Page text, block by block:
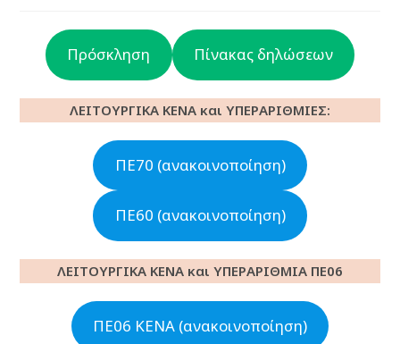
Πρόσκληση Πίνακας δηλώσεων
ΛΕΙΤΟΥΡΓΙΚΑ ΚΕΝΑ και ΥΠΕΡΑΡΙΘΜΙΕΣ:
ΠΕ70 (ανακοινοποίηση)
ΠΕ60 (ανακοινοποίηση)
ΛΕΙΤΟΥΡΓΙΚΑ ΚΕΝΑ και ΥΠΕΡΑΡΙΘΜΙΑ ΠΕ06
ΠΕ06 ΚΕΝΑ (ανακοινοποίηση)